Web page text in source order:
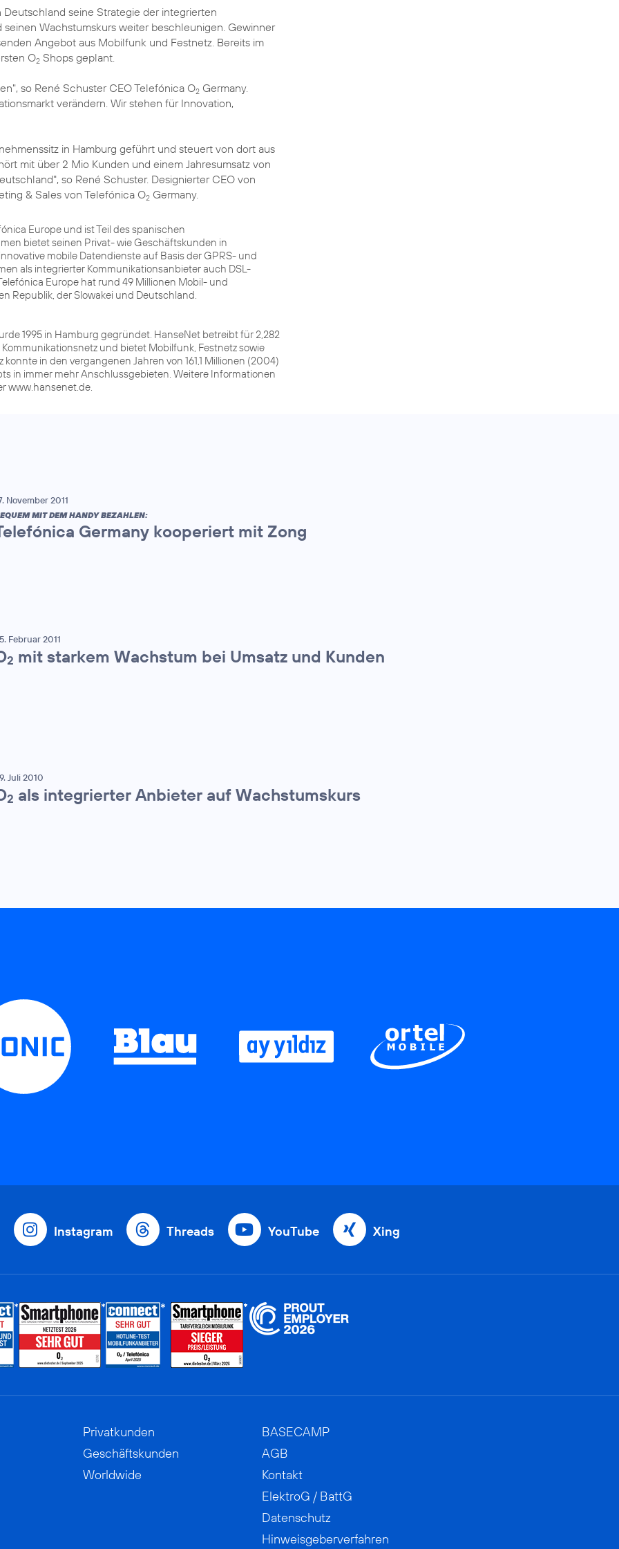
seine Strategie der integrierten
Wachstumskurs weiter beschleunigen. Gewinner
Angebot aus Mobilfunk und Festnetz. Bereits im
O2 Shops geplant.
so René Schuster CEO Telefónica O2 Germany.
verändern. Wir stehen für Innovation,
in Hamburg geführt und steuert von dort aus
mit über 2 Mio Kunden und einem Jahresumsatz von
so René Schuster. Designierter CEO von
& Sales von Telefónica O2 Germany.
Europe und ist Teil des spanischen
bietet seinen Privat- wie Geschäftskunden in
mobile Datendienste auf Basis der GPRS- und
als integrierter Kommunikationsanbieter auch DSL-
Europe hat rund 49 Millionen Mobil- und
Republik, der Slowakei und Deutschland.
1995 in Hamburg gegründet. HanseNet betreibt für 2,282
und bietet Mobilfunk, Festnetz sowie
in den vergangenen Jahren von 161,1 Millionen (2004)
in immer mehr Anschlussgebieten. Weitere Informationen
www.hansenet.de.
November 2011
MIT DEM HANDY BEZAHLEN:
Germany kooperiert mit Zong
Februar 2011
2 mit starkem Wachstum bei Umsatz und Kunden
Juli 2010
2 als integrierter Anbieter auf Wachstumskurs
Instagram Threads YouTube Xing
Privatkunden
Geschäftskunden
Worldwide
BASECAMP
AGB
Kontakt
ElektroG / BattG
Datenschutz
Hinweisgeberverfahren